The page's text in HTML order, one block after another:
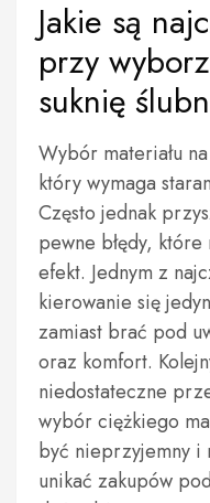
Jakie są
przy
suknię
Wybór materiału
który wymaga
Często jednak
pewne błędy, które
efekt. Jednym z
kierowanie się
zamiast brać pod
oraz komfort.
niedostateczne
wybór ciężkiego
być nieprzyjemny i
unikać zakupów